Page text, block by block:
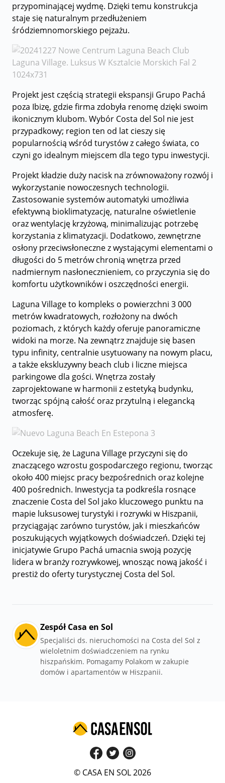
przypominającej wydmę. Dzięki temu konstrukcja
staje się naturalnym przedłużeniem
śródziemnomorskiego pejzażu.
Projekt jest częścią strategii ekspansji Grupo Pachá
poza Ibizę, gdzie firma zdobyła renomę dzięki swoim
ikonicznym klubom. Wybór Costa del Sol nie jest
przypadkowy; region ten od lat cieszy się
popularnością wśród turystów z całego świata, co
czyni go idealnym miejscem dla tego typu inwestycji.
Projekt kładzie duży nacisk na zrównoważony rozwój i
wykorzystanie nowoczesnych technologii.
Zastosowanie systemów automatyki umożliwia
efektywną bioklimatyzację, naturalne oświetlenie
oraz wentylację krzyżową, minimalizując potrzebę
korzystania z klimatyzacji. Dodatkowo, zewnętrzne
osłony przeciwsłoneczne z wystającymi elementami o
długości do 5 metrów chronią wnętrza przed
nadmiernym nasłonecznieniem, co przyczynia się do
komfortu użytkowników i oszczędności energii.
Laguna Village to kompleks o powierzchni 3 000
metrów kwadratowych, rozłożony na dwóch
poziomach, z których każdy oferuje panoramiczne
widoki na morze. Na zewnątrz znajduje się basen
typu infinity, centralnie usytuowany na nowym placu,
a także ekskluzywny beach club i liczne miejsca
parkingowe dla gości. Wnętrza zostały
zaprojektowane w harmonii z estetyką budynku,
tworząc spójną całość oraz przytulną i elegancką
atmosferę.
Oczekuje się, że Laguna Village przyczyni się do
znaczącego wzrostu gospodarczego regionu, tworząc
około 400 miejsc pracy bezpośrednich oraz kolejne
400 pośrednich. Inwestycja ta podkreśla rosnące
znaczenie Costa del Sol jako kluczowego punktu na
mapie luksusowej turystyki i rozrywki w Hiszpanii,
przyciągając zarówno turystów, jak i mieszkańców
poszukujących wyjątkowych doświadczeń. Dzięki tej
inicjatywie Grupo Pachá umacnia swoją pozycję
lidera w branży rozrywkowej, wnosząc nową jakość i
prestiż do oferty turystycznej Costa del Sol.
Zespół Casa en Sol
Specjaliści ds. nieruchomości na Costa del Sol z
wieloletnim doświadczeniem na rynku
hiszpańskim. Pomagamy Polakom w zakupie
domów i apartamentów w Hiszpanii.
© CASA EN SOL 2026